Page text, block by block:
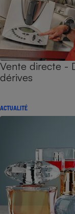
Vente directe -
dérives
ACTUALITÉ